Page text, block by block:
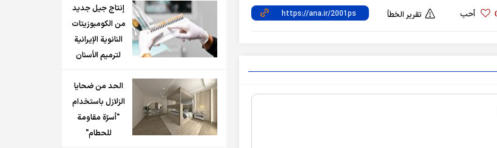
أحب تقرير الخطأ
إنتاج جيل جديد
من الكومبوزيتات
النانوية الإيرانية
لترميم الأسنان
الحد من ضحايا
الزلازل باستخدام
"أسرّة مقاومة
للحطام"